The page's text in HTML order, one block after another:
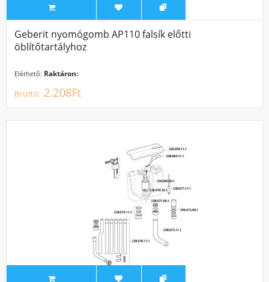
Geberit nyomógomb AP110 falsík előtti
öblítőtartályhoz
Elérhető: Raktáron:
2.208Ft